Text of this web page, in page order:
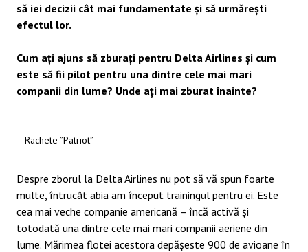
să iei decizii cât mai fundamentate și să urmărești
efectul lor.
Cum ați ajuns să zburați pentru Delta Airlines și cum
este să fii pilot pentru una dintre cele mai mari
companii din lume? Unde ați mai zburat înainte?
Rachete ”Patriot”
Despre zborul la Delta Airlines nu pot să vă spun foarte
multe, întrucât abia am început trainingul pentru ei. Este
cea mai veche companie americană – încă activă și
totodată una dintre cele mai mari companii aeriene din
lume. Mărimea flotei acestora depășeste 900 de avioane în